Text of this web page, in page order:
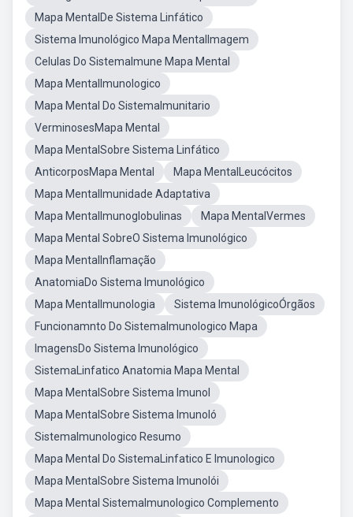
Mapa MentalDe Sistema Linfático
Sistema Imunológico Mapa MentalImagem
Celulas Do SistemaImune Mapa Mental
Mapa MentalImunologico
Mapa Mental Do SistemaImunitario
VerminosesMapa Mental
Mapa MentalSobre Sistema Linfático
AnticorposMapa Mental
Mapa MentalLeucócitos
Mapa MentalImunidade Adaptativa
Mapa MentalImunoglobulinas
Mapa MentalVermes
Mapa Mental SobreO Sistema Imunológico
Mapa MentalInflamação
AnatomiaDo Sistema Imunológico
Mapa MentalImunologia
Sistema ImunológicoÓrgãos
Funcionamnto Do SistemaImunologico Mapa
ImagensDo Sistema Imunológico
SistemaLinfatico Anatomia Mapa Mental
Mapa MentalSobre Sistema Imunol
Mapa MentalSobre Sistema Imunoló
SistemaImunologico Resumo
Mapa Mental Do SistemaLinfatico E Imunologico
Mapa MentalSobre Sistema Imunolói
Mapa Mental SistemaImunologico Complemento